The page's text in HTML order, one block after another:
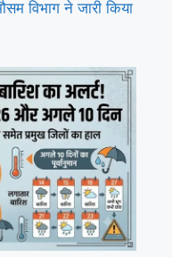
विभाग ने जारी किया